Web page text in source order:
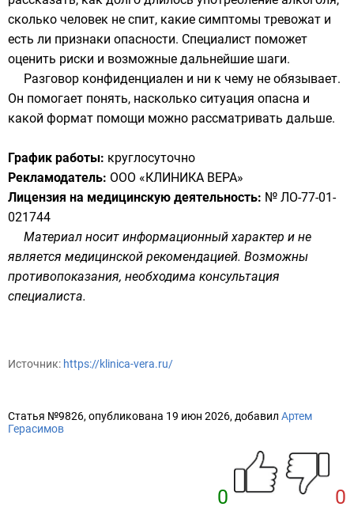
сколько человек не спит, какие симптомы тревожат и
есть ли признаки опасности. Специалист поможет
оценить риски и возможные дальнейшие шаги.
Разговор конфиденциален и ни к чему не обязывает.
Он помогает понять, насколько ситуация опасна и
какой формат помощи можно рассматривать дальше.
График работы: круглосуточно
Рекламодатель: ООО «КЛИНИКА ВЕРА»
Лицензия на медицинскую деятельность: № ЛО-77-01-
021744
Материал носит информационный характер и не
является медицинской рекомендацией. Возможны
противопоказания, необходима консультация
специалиста.
Источник: https://klinica-vera.ru/
Статья №9826, опубликована 19 июн 2026, добавил Артем
Герасимов
0 0